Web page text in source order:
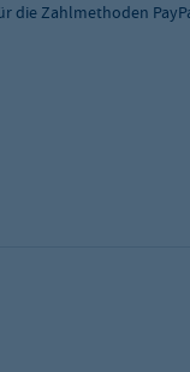
die Zahlmethoden